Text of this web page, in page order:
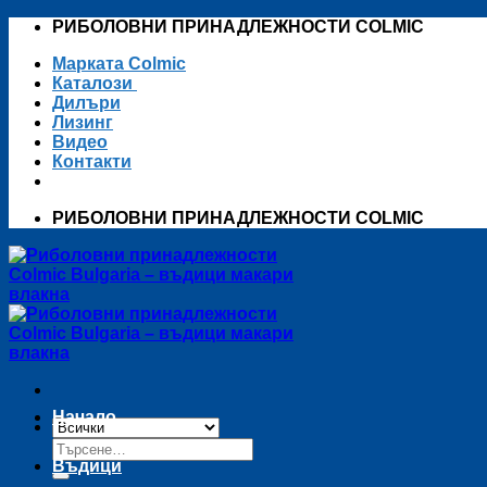
Skip
content
РИБОЛОВНИ ПРИНАДЛЕЖНОСТИ COLMIC
Марката Colmic
Каталози
Дилъри
Лизинг
Видео
Контакти
РИБОЛОВНИ ПРИНАДЛЕЖНОСТИ COLMIC
Търсене
за:
Начало
Въдици